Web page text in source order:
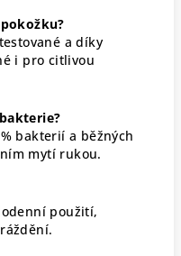
a díky
i pro citlivou
bakterií a běžných
mytí rukou.
použití,